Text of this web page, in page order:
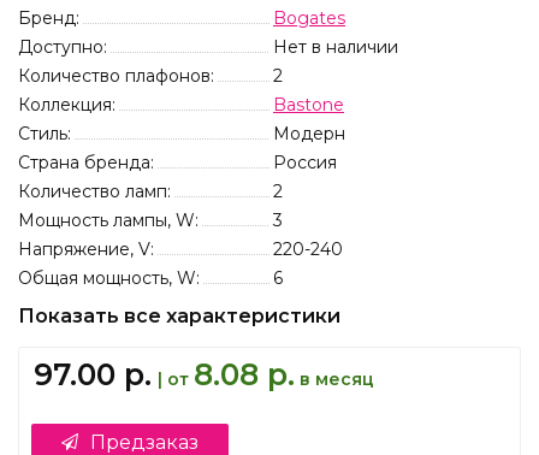
Бренд:
Bogates
Доступно:
Нет в наличии
Количество плафонов:
2
Коллекция:
Bastone
Стиль:
Модерн
Страна бренда:
Россия
Количество ламп:
2
Мощность лампы, W:
3
Напряжение, V:
220-240
Общая мощность, W:
6
Показать все характеристики
97.00 р. | от 8.08 р. в месяц
Предзаказ